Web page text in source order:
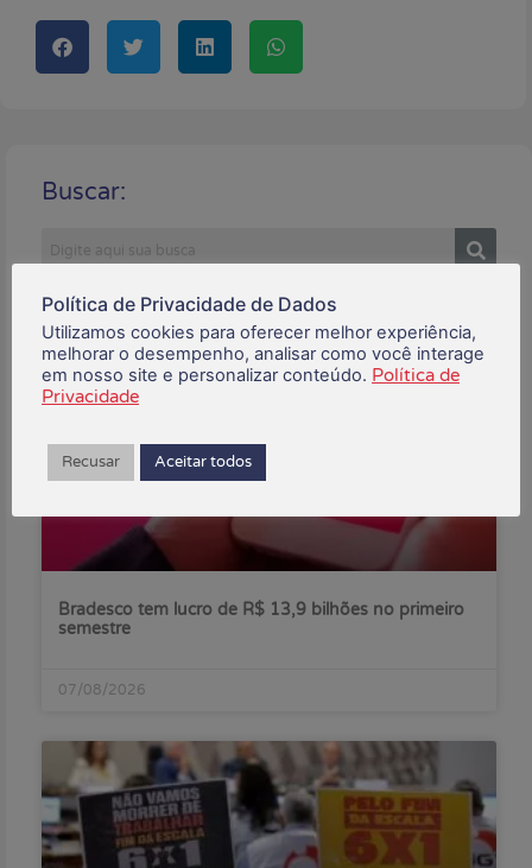
Buscar:
Posts Recentes:
Bradesco tem lucro de R$ 13,9 bilhões no primeiro
semestre
07/08/2026
Política de Privacidade de Dados
Utilizamos cookies para oferecer melhor experiência,
melhorar o desempenho, analisar como você interage
em nosso site e personalizar conteúdo. Política de
Privacidade
Recusar Aceitar todos